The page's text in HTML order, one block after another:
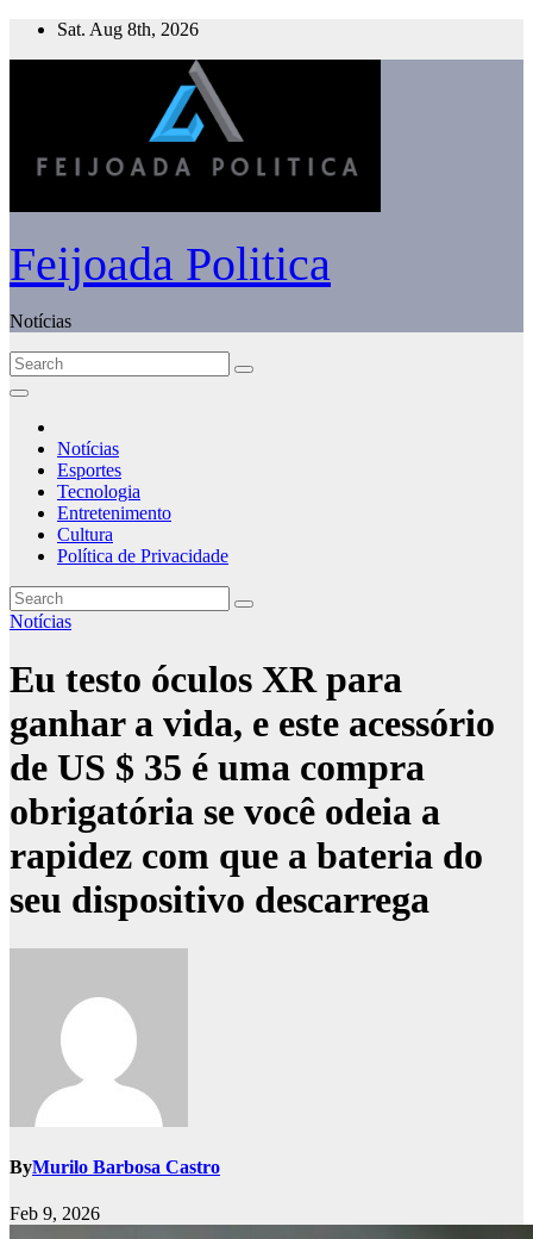
Skip
Sat. Aug 8th, 2026
Feijoada Politica
Notícias
Notícias
Esportes
Tecnologia
Entretenimento
Cultura
Política de Privacidade
Notícias
Eu testo óculos XR para
ganhar a vida, e este acessório
de US $ 35 é uma compra
obrigatória se você odeia a
rapidez com que a bateria do
seu dispositivo descarrega
ByMurilo Barbosa Castro
Feb 9, 2026